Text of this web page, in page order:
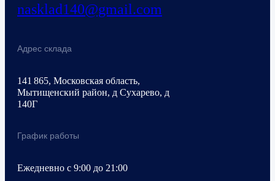
nasklad140@gmail.com
Адрес склада
141 865, Московская область,
Мытищенский район, д Сухарево, д
140Г
График работы
Ежедневно с 9:00 до 21:00